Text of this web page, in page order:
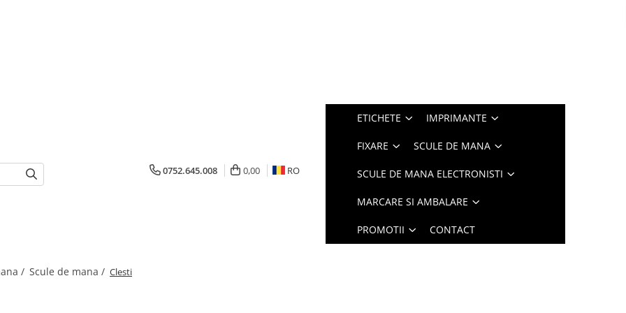
0752.645.008 0,00 RO
ETICHETE IMPRIMANTE
FIXARE SCULE DE MANA
SCULE DE MANA ELECTRONISTI
MARCARE SI AMBALARE
PROMOTII CONTACT
/ Scule de mana / Clesti